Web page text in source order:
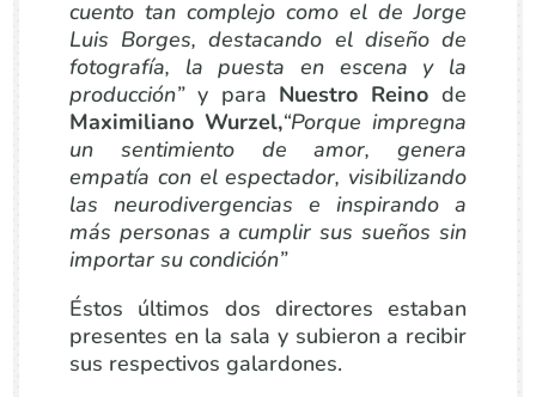
cuento tan complejo como el de Jorge
Luis Borges, destacando el diseño de
fotografía, la puesta en escena y la
producción” y para Nuestro Reino de
Maximiliano Wurzel,“Porque impregna
un sentimiento de amor, genera
empatía con el espectador, visibilizando
las neurodivergencias e inspirando a
más personas a cumplir sus sueños sin
importar su condición”
Éstos últimos dos directores estaban
presentes en la sala y subieron a recibir
sus respectivos galardones.